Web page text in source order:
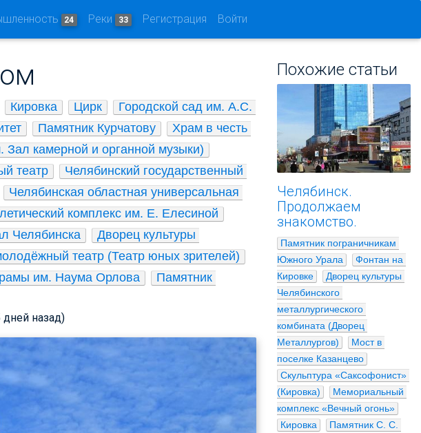
24 Реки 33 Регистрация Войти
Кировка Цирк
Городской сад им. А.С.
Памятник Курчатову
Храм в честь
камерной и органной музыки)
театр
Челябинский государственный
Челябинская областная универсальная
комплекс им. Е. Елесиной
Челябинска
Дворец культуры
театр (Театр юных зрителей)
им. Наума Орлова
Памятник
дней назад)
Похожие статьи
Челябинск.
Продолжаем
знакомство.
Памятник пограничникам
Южного Урала
Фонтан на
Кировке
Дворец культуры
Челябинского
металлургического
комбината (Дворец
Металлургов)
Мост в
поселке Казанцево
Скульптура «Саксофонист»
(Кировка)
Мемориальный
комплекс «Вечный огонь»
Кировка
Памятник С. С.